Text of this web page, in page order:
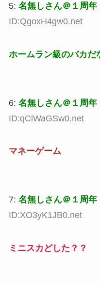
5: 名無しさん＠１周年
ID:QgoxH4gw0.net
ホームラン級のバカだ
6: 名無しさん＠１周年
ID:qCiWaGSw0.net
マネーゲーム
7: 名無しさん＠１周年
ID:XO3yK1JB0.net
ミニスカどした？？